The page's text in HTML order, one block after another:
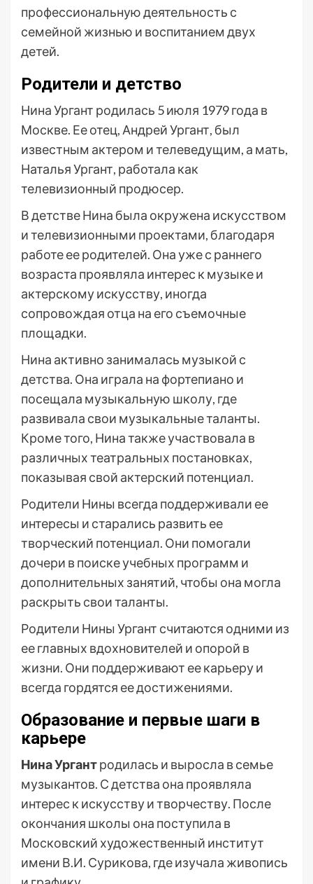
профессиональную деятельность с
семейной жизнью и воспитанием двух
детей.
Родители и детство
Нина Ургант родилась 5 июля 1979 года в
Москве. Ее отец, Андрей Ургант, был
известным актером и телеведущим, а мать,
Наталья Ургант, работала как
телевизионный продюсер.
В детстве Нина была окружена искусством
и телевизионными проектами, благодаря
работе ее родителей. Она уже с раннего
возраста проявляла интерес к музыке и
актерскому искусству, иногда
сопровождая отца на его съемочные
площадки.
Нина активно занималась музыкой с
детства. Она играла на фортепиано и
посещала музыкальную школу, где
развивала свои музыкальные таланты.
Кроме того, Нина также участвовала в
различных театральных постановках,
показывая свой актерский потенциал.
Родители Нины всегда поддерживали ее
интересы и старались развить ее
творческий потенциал. Они помогали
дочери в поиске учебных программ и
дополнительных занятий, чтобы она могла
раскрыть свои таланты.
Родители Нины Ургант считаются одними из
ее главных вдохновителей и опорой в
жизни. Они поддерживают ее карьеру и
всегда гордятся ее достижениями.
Образование и первые шаги в
карьере
Нина Ургантродилась и выросла в семье
музыкантов. С детства она проявляла
интерес к искусству и творчеству. После
окончания школы она поступила в
Московский художественный институт
имени В.И. Сурикова, где изучала живопись